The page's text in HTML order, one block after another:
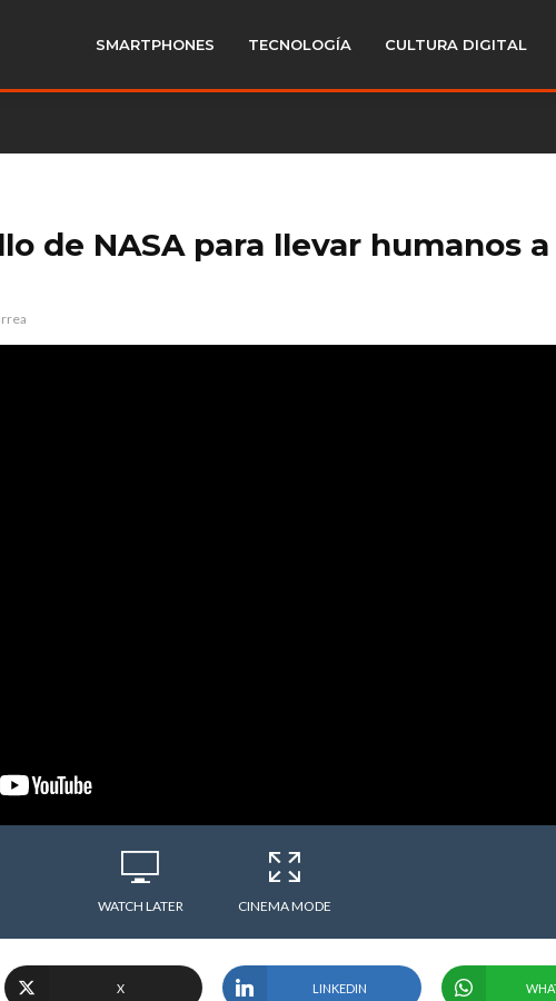
SMARTPHONES TECNOLOGÍA CULTURA DIGITAL
de NASA para llevar humanos a
WATCH LATER CINEMA MODE
X LINKEDIN